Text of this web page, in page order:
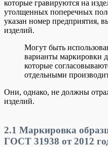
которые гравируются на
утолщенных поперечных
указан номер предприятия,
изделий.
Могут быть
варианты маркировки
которые
отдельными
Они, однако, не должны
изделий.
2.1 Маркировка
ГОСТ 31938 от 2012